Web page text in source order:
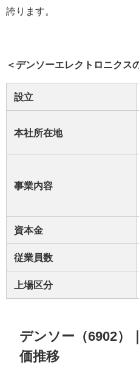
誇ります。
＜デンソーエレクトロニクス
設立
本社所在地
事業内容
資本金
従業員数
上場区分
デンソー（6902）
価推移